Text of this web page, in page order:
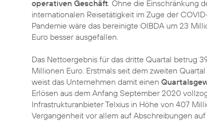
operativen Geschäft. Ohne die Einschränkung
internationalen Reisetätigkeit im Zuge der
Pandemie wäre das bereinigte OIBDA um 23
Euro besser ausgefallen.
Das Nettoergebnis für das dritte Quartal betrug
Millionen Euro. Erstmals seit dem zweiten Quartal
weist das Unternehmen damit einen
Erlösen aus dem Anfang September 2020
Infrastrukturanbieter Telxius in Höhe von 407
Vergangenheit vor allem auf Abschreibungen